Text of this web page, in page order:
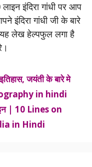
इंदिरा गांधी पर आप
इंदिरा गांधी जी के बारे
लेख हेल्पफुल लगा है
जयंती के बारे मे
in hindi
| 10 Lines on
in Hindi